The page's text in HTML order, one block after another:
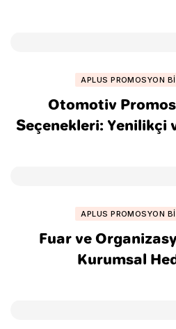
APLUS PROMOSYON
Otomotiv
Seçenekleri: Yenilikçi
APLUS PROMOSYON
Fuar ve
Kurumsal